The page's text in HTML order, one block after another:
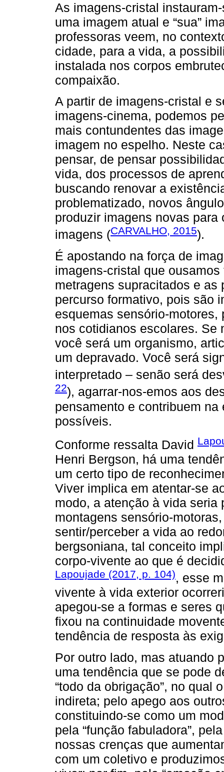
As imagens-cristal
uma imagem atual e “sua”
professoras veem, no
cidade, para a vida, a
instalada nos corpos
compaixão.
A partir de imagens-cristal e
imagens-cinema, podemos
mais contundentes das
imagem no espelho. Neste
pensar, de pensar
vida, dos processos de
buscando renovar a
problematizado, novos
produzir imagens novas
imagens (CARVALHO, 2015).
É apostando na força de
imagens-cristal que
metragens supracitados e as
percurso formativo, pois são
esquemas sensório-
nos cotidianos escolares. Se
você será um organismo,
um depravado. Você será
interpretado – senão será
22), agarrar-nos-emos aos
pensamento e contribuem
possíveis.
Conforme ressalta David
Henri Bergson, há uma
um certo tipo de
Viver implica em atentar-se
modo, a atenção à vida seria
montagens sensório-
sentir/perceber a vida ao
bergsoniana, tal conceito
corpo-vivente ao que é
Lapoujade (2017, p. 104), esse
vivente à vida exterior
apegou-se a formas e seres
fixou na continuidade
tendência de resposta às
Por outro lado, mas atuando
uma tendência que se pode
“todo da obrigação”, no qual
indireta; pelo apego aos
constituindo-se como um
pela “função fabuladora”,
nossas crenças que
com um coletivo e